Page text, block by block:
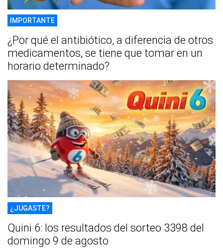
IMPORTANTE
¿Por qué el antibiótico, a diferencia de otros
medicamentos, se tiene que tomar en un
horario determinado?
¿JUGASTE?
Quini 6: los resultados del sorteo 3398 del
domingo 9 de agosto